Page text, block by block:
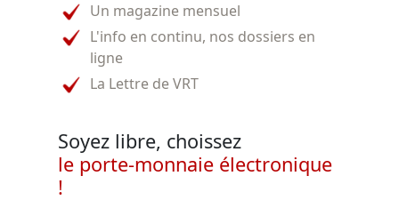
Un magazine mensuel
L'info en continu, nos dossiers en
ligne
La Lettre de VRT
Soyez libre, choissez
le porte-monnaie électronique
!